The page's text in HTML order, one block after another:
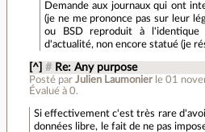
Demande aux journaux qui ont
(je ne me prononce pas sur leur
ou BSD reproduit à
d'actualité, non encore statué (je
[^] # Re: Any purpose
Posté parJulien Laumonier le 01
Évalué à0.
Si effectivement c'est très rare
données libre, le fait de ne pas